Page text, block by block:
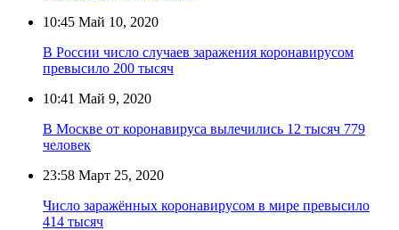
10:45 Май 10, 2020
В России число случаев заражения коронавирусом
превысило 200 тысяч
10:41 Май 9, 2020
В Москве от коронавируса вылечились 12 тысяч 779
человек
23:58 Март 25, 2020
Число заражённых коронавирусом в мире превысило
414 тысяч